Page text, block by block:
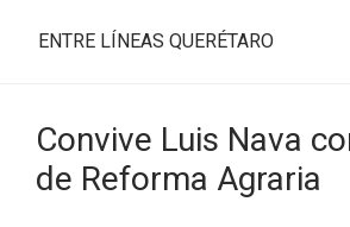
ENTRE LÍNEAS QUERÉTARO
Convive Luis Nava
de Reforma Agraria